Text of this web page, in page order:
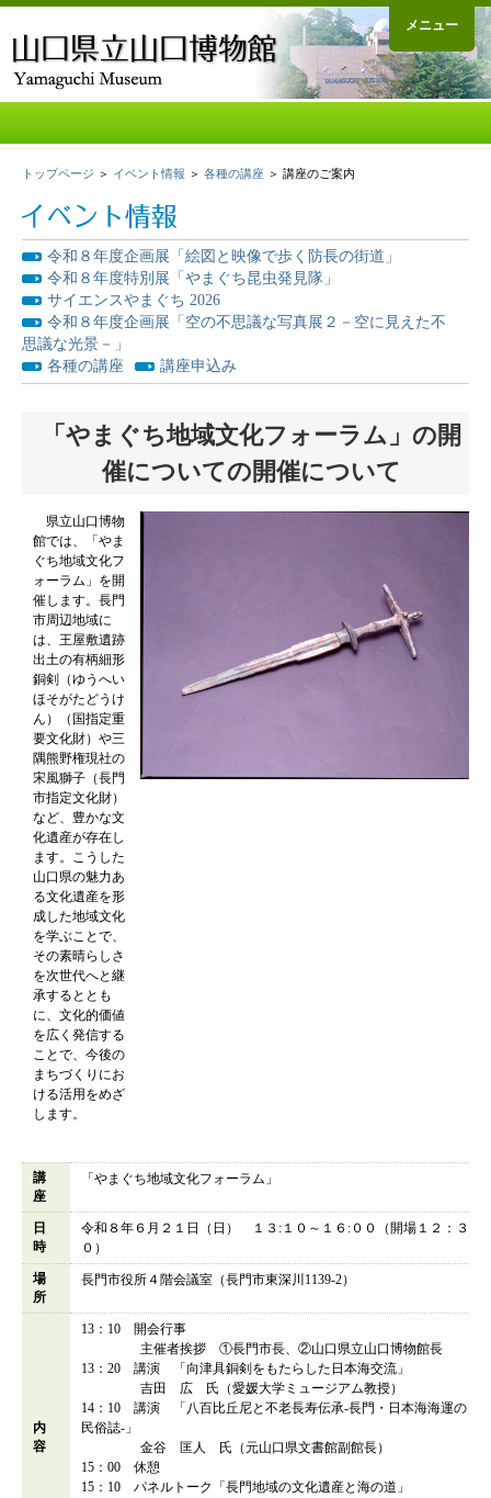
メニュー
トップページ ＞ イベント情報 ＞ 各種の講座 ＞ 講座のご案内
令和８年度企画展「絵図と映像で歩く防長の街道」
令和８年度特別展「やまぐち昆虫発見隊」
サイエンスやまぐち 2026
令和８年度企画展「空の不思議な写真展２－空に見えた不
思議な光景－」
各種の講座
講座申込み
「やまぐち地域文化フォーラム」の開
催についての開催について
県立山口博物
館では、「やま
ぐち地域文化フ
ォーラム」を開
催します。長門
市周辺地域に
は、王屋敷遺跡
出土の有柄細形
銅剣（ゆうへい
ほそがたどうけ
ん）（国指定重
要文化財）や三
隅熊野権現社の
宋風獅子（長門
市指定文化財）
など、豊かな文
化遺産が存在し
ます。こうした
山口県の魅力あ
る文化遺産を形
成した地域文化
を学ぶことで、
その素晴らしさ
を次世代へと継
承するととも
に、文化的価値
を広く発信する
ことで、今後の
まちづくりにお
ける活用をめざ
します。
講
座
「やまぐち地域文化フォーラム」
日
時
令和８年６月２１日（日） １３:１０～１６:００（開場１２：３
０）
場
所
長門市役所４階会議室（長門市東深川1139-2）
内
容
13：10 開会行事
主催者挨拶 ①長門市長、②山口県立山口博物館長
13：20 講演 「向津具銅剣をもたらした日本海交流」
吉田 広 氏（愛媛大学ミュージアム教授）
14：10 講演 「八百比丘尼と不老長寿伝承‐長門・日本海海運の
民俗誌‐」
金谷 匡人 氏（元山口県文書館副館長）
15：00 休憩
15：10 パネルトーク「長門地域の文化遺産と海の道」